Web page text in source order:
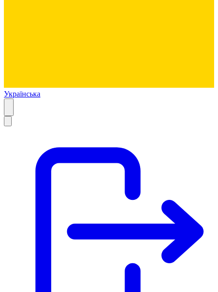
Українська